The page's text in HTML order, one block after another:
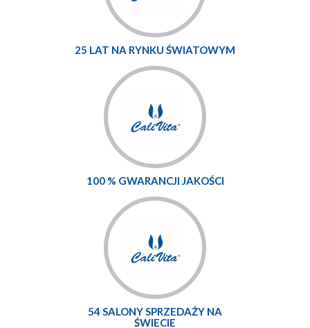
25 LAT NA RYNKU ŚWIATOWYM
100 % GWARANCJI JAKOŚCI
54 SALONY SPRZEDAŻY NA
ŚWIECIE